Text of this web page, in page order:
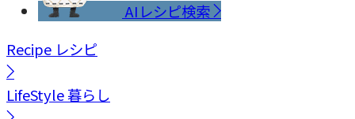
AIレシピ検索
Recipe レシピ
LifeStyle暮らし